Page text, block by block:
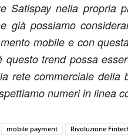
Satispay nella propria
già possiamo
mobile e con
questo trend possa
rete commerciale
numeri in linea
mobile payment Rivoluzione